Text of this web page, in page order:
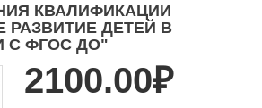
КВАЛИФИКАЦИИ
ДЕТЕЙ В
С ФГОС ДО"
2100.00₽